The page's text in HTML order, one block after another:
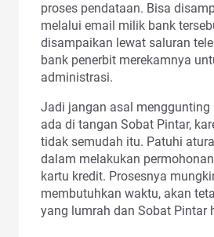
proses pendataan. Bisa
melalui email milik bank
disampaikan lewat saluran
bank penerbit merekamnya
administrasi.
Jadi jangan asal menggunting
ada di tangan Sobat Pintar,
tidak semudah itu. Patuhi
dalam melakukan
kartu kredit. Prosesnya
membutuhkan waktu, akan
yang lumrah dan Sobat Pintar